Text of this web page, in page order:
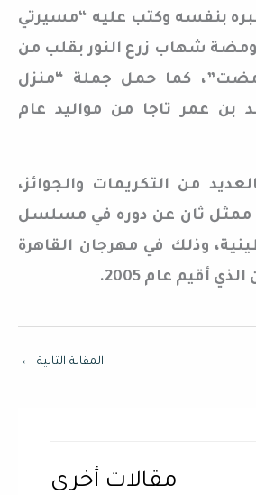
بنفسه وكتب عليه “مسيرتي
شهاب زرع النور بقلب من
كما حمل جملة “منزل
بن عمر تاجا من مواليد عام
من التكريمات والجوائز،
ممثل ثان عن دوره في مسلسل
وذلك في مهرجان القاهرة
أقيم عام 2005.
المقالة التالية ←
مقالات أخرى